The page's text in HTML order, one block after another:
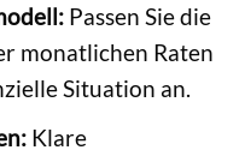
Passen Sie die
monatlichen Raten
Situation an.
Klare